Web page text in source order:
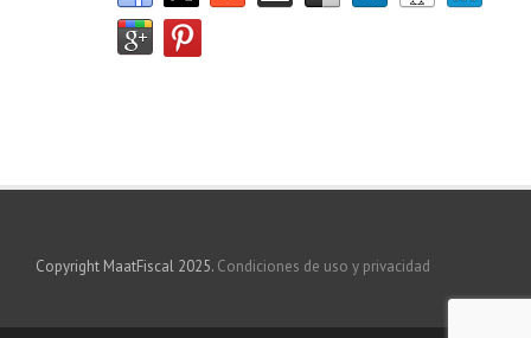
Copyright MaatFiscal 2025. Condiciones de uso y privacidad